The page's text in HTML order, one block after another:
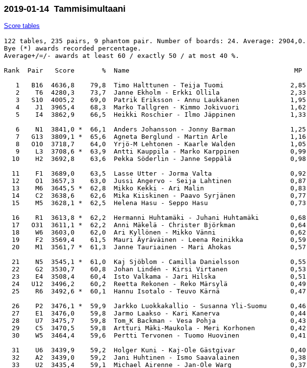
2019-01-14 Tammisimultaani
Score tables
122 tables, 235 pairs, 9 phantom pair. Number of boards: 24. Average: 2904,0. 
Bye (*) awards recorded percentage. 
Average+/=/- awards at least 60 / exactly 50 / at most 40 %.

Rank  Pair   Score       %  Name                                          MP      M-ID    Club

   1   B16  4636,8    79,8  Timo Halttunen - Teija Tuomi                 2,85  1447 1809  Akaan Bk
   2    T6  4280,3    73,7  Janne Ekholm - Erkki Ollila                  2,33  1401 2456  Lahden Bk
   3   S10  4005,2    69,0  Patrik Eriksson - Annu Laukkanen             1,95  1263 1278  Turun Bk
   4    J1  3965,4    68,3  Marko Tallgren - Kimmo Jokivuori             1,62  2888 1559  Rauman Bk   - Porin Bk
   5    I4  3862,9    66,5  Heikki Roschier - Ilmo Jäppinen              1,33  1134 1126  Pieksämäen Bk

   6    N1  3841,0 *  66,1  Anders Johansson - Jonny Barman              1,25  1217 1547  Ekenäs Bk
   7   G13  3809,1 *  65,6  Agneta Berglund - Martin Arle                1,16  1091 1162  AV
   8   O10  3718,7    64,0  Yrjö-M Lehtonen - Kaarle Walden              1,05  1863 1112  B-55
   9    L3  3708,6 *  63,9  Antti Kauppila - Marko Karppinen             0,99  1474 1728  OY-Bridge  - Oulun BK
  10    H2  3692,8    63,6  Pekka Söderlin - Janne Seppälä               0,98  1226 1007  KuBK - KuBK

  11    F1  3689,0    63,5  Lasse Utter - Jorma Valta                    0,92  1013 1145  Jyväskylän Bk
  12    O1  3657,3    63,0  Jussi Angervo - Seija Lahtinen               0,87  1101 1102  B-55
  13    M6  3645,5 *  62,8  Mikko Kekki - Ari Malin                      0,83  1700 2821  Kymin Kerho ry  - Kouvolan Bk
  14    C2  3638,6    62,6  Mika Kiiskinen - Paavo Syrjänen              0,77  1426 1430  Tampereen Bk
  15    M5  3628,1 *  62,5  Helena Hasu - Seppo Hasu                     0,73  1306 1023  Kouvolan Bk

  16    R1  3613,8 *  62,2  Hermanni Huhtamäki - Juhani Huhtamäki        0,68  2802 2043  Ähtärin Bk
  17   O31  3611,1 *  62,2  Anni Mäkelä - Christer Björkman              0,64  1849 2126  Salon Bk  - B-55
  18    W6  3603,0    62,0  Ari Kyllönen - Mikko Vänni                   0,62  2326 2815  Kajaanin Bk  - Porin Bk
  19    F2  3569,4    61,5  Mauri Äyräväinen - Leena Reinikka            0,59  1725 3069  Jyväskylän Bk
  20    M1  3561,7 *  61,3  Janne Tauriainen - Mari Ahokas               0,57  1699 1749  Kouvolan Bk

  21    N5  3545,1 *  61,0  Kaj Sjöblom - Camilla Danielsson             0,55  1550 2264  Ekenäs Bk
  22    G2  3530,7    60,8  Johan Lindén - Kirsi Virtanen                0,53  1163 1069  Savuton  - TOPPI
  23    E4  3508,4    60,4  Isto Valkama - Jari Hilska                   0,51  2478 1883  Salon Bk
  24   U12  3496,2    60,2  Reetta Rekonen - Reko Märsylä                0,49  2469 1453  Vasa Bk
  25    R6  3492,6 *  60,1  Hannu Isotalo - Teuvo Kärnä                  0,47  1460 1459  Ähtärin Bk

  26    P2  3476,1 *  59,9  Jarkko Luokkakallio - Susanna Yli-Suomu      0,46  1807 2342  Seinäjoen Bk
  27    E1  3476,0    59,8  Jarmo Laakso - Kari Kanerva                  0,44  1365 1366  Salon Bk
  28    U7  3475,7    59,8  Tom_K Backman - Vesa Pohja                   0,43  1982 1458  Vasa Bk  - Vaasan Trikkikerho
  29    C5  3470,5    59,8  Artturi Mäki-Maukola - Meri Korhonen         0,42  2996 1374  Tampereen Bk  - Tammerbridge
  30    W5  3464,4    59,6  Pertti Tervonen - Tuomo Huovinen             0,41  1244   +1  Kajaanin Bk  - Ei SBL:n jäsen

  31    U6  3439,9    59,2  Holger Kuni - Kaj-Ole Gästgivar              0,40  1455 1450  Vasa Bk
  32    A2  3439,0    59,2  Jani Huhtinen - Ismo Saavalainen             0,38  2389 2396  KUB
  33    U2  3435,4    59,1  Michael Airenne - Jan-Ole Warg               0,37  1519 1454  Ei SBL:n jäsen  - Vasa Bk
  34   G19  3413,5 *  58,8  Lars Carlsson - Leif-Erik Forsberg           0,36  1225 2064  AV
  35   J14  3383,9    58,3  Marjatta Panhelainen - Maija-Liisa Toivonen  0,36  1494 1206  Rauman Bk

  36   J11  3380,5    58,2  Mikko Johansson - Janne Vesterinen           0,35  2030 1240  Turun Bk  - Porin Bk
  37    D7  3377,6 *  58,2  Tero Venäläinen - Jan Zimmer                 0,34  1707 1710  Porvoon Bk
  38    E8  3361,7    57,9  Riitta-Liisa Mäkelä - Ensio Lehtinen         0,33  1318 1184  Salon Bk
  39    F4  3352,2    57,7  Timo Koivunen - Piia Ruottinen               0,32  2262 1010  Jyväskylän Bk
  40    L1  3349,0 *  57,7  Irmeli Fredriksson - Ilmari Juutilainen      0,31  2506 1848  Oulun BK

  41    I5  3326,6    57,3  Ari Laine - Olli Perkiö                      0,31  1018 1139  Pieksämäen Bk
  42   B13  3324,3    57,2  Seppo Karisalo - Markku Nuto                 0,30  2360 1567  Akaan Bk
  43    G3  3324,2 *  57,2  Fred Sundwall - Memme Aranko                 0,29  1098 1239  AV
  44    C1  3321,1    57,2  Marko Ketola - Pasi Suominen                 0,29  1588 1041  Tampereen Bk  - Tammerbridge
  45   U17  3320,0    57,2  Tom Mannil - Per-Erik Söderman               0,28  2690 1901  Vasa Bk

  46    B2  3311,1 *  57,0  Kari Lehto - Leena Sarasmäki                 0,27  1813 1660  Akaan Bk  - B-19
  47    D9  3310,4    57,0  Harri Heinonen - Hannu Salminen              0,27  1705 2260  Porvoon Bk
  48   J19  3297,4    56,8  Seppo Aalto - Pekka Aarne                    0,26  1730 1933  Porin Bk
  49    V1  3294,9    56,7  Erkki Juuri-Oja - Pirjo Juuri-Oja            0,25  1317 1316  Kotkan Bk
  50    G4  3281,6    56,5  Kaj_G Backas - Bjarne Winberg                0,25  1307 1037  Savuton  - AV

  51    S1  3278,8    56,5  Kati Sandström - Mikko Nieminen              0,24  1001 1354  Turun Bk
  52    T5  3270,8    56,3  Maria Tulonen - Juhani Laakso                0,23  1345 2006  Lahden Bk
  53   O26  3254,3 *  56,0  Juha Hämäläinen - Johan Herrgård             0,23  1085 1767  TOPPI  - AV
  54    T3  3242,7    55,8  Eija Tornio - Saara Pohjanpelto              0,22  1574 1643  Lahden Bk
  55   E14  3225,4    55,5  Arvo Priimägi - Kristina Fagerlund           0,22  1382 1328  Salon Bk  - ÅBK

  56    M2  3223,8 *  55,5  Martti Launne - Ritva Launne                 0,21  1704 2309  Kouvolan Bk
  57   O29  3198,4 *  55,1  Gaij Feodoroff - Martin Holmberg             0,20  1192 3029  Savuton  - B-55
  58    S3  3195,0    55,0  Lasse Bergroth - Martti Meronen              0,20  1040 1219  Salon Bk  - Turun Bk
  59   O30  3193,5 *  55,0  Sakari Stubb - Jukka Pesonen                 0,19  1178 1096  B-55
  60    O3  3185,7    54,9  Tuomas Vihavainen - Orvo Backman             0,18  1604 1603  B-55

  61   O24  3181,9 *  54,8  Karri Kupari - Pasi Kuokkanen                0,18  2170 1405  B-55  - Tapiolan Trikki
  62    E5  3168,1    54,5  Anna-Liisa Hiuspää - Henrik Laaksonen        0,17  2918 2837  Salon Bk
  63    K4  3167,6    54,5  Niina Kauhajärvi - Hannu Kulmala             0,16  2028 1737  Kulo Bridge
  64   E10  3167,4    54,5  Antti Alen - Veli-Pekka Lukka                0,16  1633 1403  Salon Bk
  65    J3  3164,9    54,5  Olli Rahi - Outi Rahi                        0,15  1325 1293  Porin Bk

  66   O23  3160,0 *  54,4  Kimmo Leppänen - Seppo Andersson             0,15  2914 2912  B-55
  67    G7  3158,1    54,4  Kerstin Ehnholm - Gösta Ehnholm              0,14  2236 2518  AV
  68    F7  3156,9    54,4  Kari Patana - Tero Koivu                     0,13  1059 1441  Jyväskylän Bk
  69    T2  3153,5    54,3  Ranan Rimon - Kari Stenroos                  0,13  1197 1538  B-19
  70   J12  3151,5    54,3  Irja Puusniekka - Rolf-O Karlsson            0,12  2990 1735  Porin Bk  - Rauman Bk

  71    K5  3143,3    54,1  Kari Koskimaa - Asko Kupiainen               0,11  1189 1188  Kulo Bridge
  72    I7  3142,3    54,1  Tauno Kähkönen - Hannu Nissinen              0,11  1834 1245  Pieksämäen Bk
  73    P5  3138,5 *  54,0  Matti Klemola - Marko Jaakola                0,10  2622 2619  Seinäjoen Bk
  74   G15  3134,2 *  54,0  Joakim Fabritius - Finn Wardi                0,10  1159 1614  Kirkkonummen Bk  - B-55
  75    W2  3128,3    53,9  Minna Matero - Janne Matero                  0,10  2327 1480  Ei SBL:n jäsen

  76    F6  3120,8    53,7  Marko Jurvanen - Jarkko Rosti                0,10  2312 2795  Jyväskylän Bk
  77   J15  3109,3    53,5  Aulis-K Saarinen - Jarmo Halonen             0,10  1557 1732  Porin Bk
  78    N7  3090,9 *  53,2  Håkan Bjurström - Guy Holmberg               0,10  1305 2269  Ekenäs Bk
  79    Q4  3084,3    53,1  Antti Koponen - Pekka-J Ranta                0,10  2444 2448  Lappeenrannan Bk
  80    E2  3081,6    53,1  Timo Mäkelä - Peter Soinu                          1319 2940  Salon Bk

  81    O6  3079,0    53,0  Toivo Nurmi - Leif Rehnström                       1958 2215  TOPPI  - B-55
  82    N4  3071,9 *  52,9  Marie-Louise Sarén - Thore Strandback              1233 1048  Hangö Bk
  83    K3  3069,5    52,8  Pekka Tuominen - Terhi Tuominen                    2729 2486  Kulo Bridge
  84    U9  3042,5    52,4  Kent Westersten - Martin Smulter                   1452 1810  Vasa Bk
  85   O33  3037,7    52,3  Christina Hertzman - Klaus Harjunen                1156 1105  B-55  - Savuton

  86   J10  3035,8    52,3  Esa Halminen - Ritva Kulju                         1556 2547  Porin Bk
  87   J20  3035,1    52,3  Pirjo Nordström - Ritva Peltomaa                   1738 1931  Porin Bk
  88    M3  3033,2 *  52,2  Toivo Tikkanen - Tom Iivonen                       1004  +99  Kouvolan Bk    - Ei SBL:n jäsen
  89    K1  3030,1    52,2  Heikki Pohjansaro - Aulis Purhonen                 1084 2418  Kulo Bridge
  90    B9  3022,0 *  52,0  Jorma Nummela - Rauno Helpiö                       1568 2973  Akaan Bk

  91    I2  3013,5    51,9  Mauri Eliala - Matti Laaksonen                     1722 1833  Pieksämäen Bk
  92   O27  3012,9 *  51,9  Monica Maamies - Leena Bützow                      1534 1232  B-55
  93    V4  3010,3    51,8  Jorma Rajala - Tapani Paakko                       2378 2377  Kotkan Bk
  94    Q2  3004,1    51,7  Erkki Becker - Juha Jääskeläinen                   1465 2441  Lappeenrannan Bk
  95    Q5  2998,4    51,6  Markk